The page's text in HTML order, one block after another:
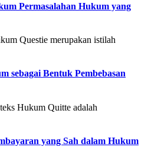
Permasalahan Hukum yang
Questie merupakan istilah
sebagai Bentuk Pembebasan
Hukum Quitte adalah
yang Sah dalam Hukum